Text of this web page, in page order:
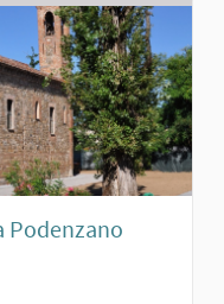
Podenzano